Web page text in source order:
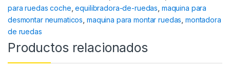
para ruedas coche ,equilibradora-de-ruedas maquina para
desmontar neumaticos maquina para montar ruedas ,montadora
de ruedas
Productos relacionados